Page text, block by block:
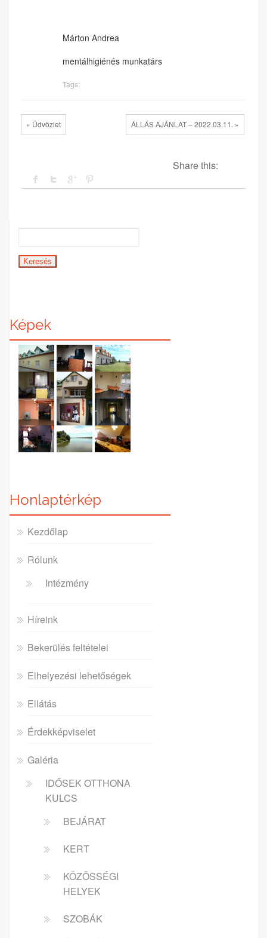
Márton Andrea
mentálhigiénés munkatárs
Tags:
« Üdvözlet ÁLLÁS AJÁNLAT – 2022.03.11. »
Share this:
Képek
Honlaptérkép
Kezdőlap
Rólunk
Intézmény
Híreink
Bekerülés feltételei
Elhelyezési lehetőségek
Ellátás
Érdekképviselet
Galéria
IDŐSEK OTTHONA
KULCS
BEJÁRAT
KERT
KÖZÖSSÉGI
HELYEK
SZOBÁK